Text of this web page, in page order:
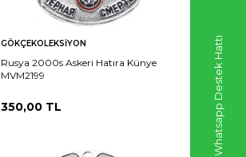
Whatsapp Destek Hattı
Sepete
Ekle
GÖKÇEKOLEKSIYON
Rusya 2000s Askeri Hatıra Künye
MVM2199
350,00 TL